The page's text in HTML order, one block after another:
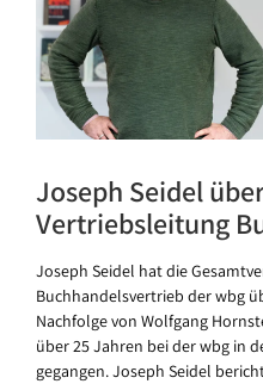
Joseph Seidel
Vertriebsleitung
Joseph Seidel hat die
Buchhandelsvertrieb der wbg
Nachfolge von Wolfgang
über 25 Jahren bei der wbg in
gegangen. Joseph Seidel